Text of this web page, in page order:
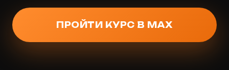
ПРОЙТИ КУРС В MAX